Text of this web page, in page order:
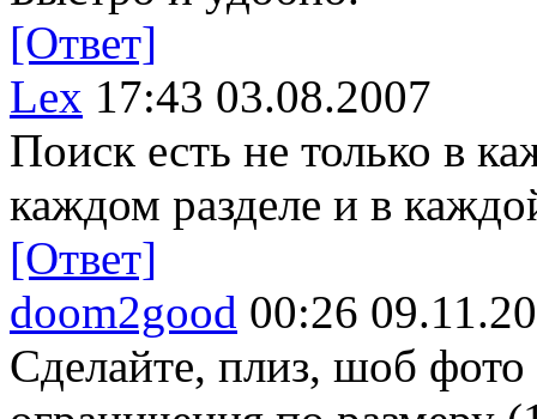
[Ответ]
Lex 17:43 03.08.2007
Поиск есть не только в
каждом разделе и в
[Ответ]
doom2good 00:26
Сделайте, плиз, шоб фото